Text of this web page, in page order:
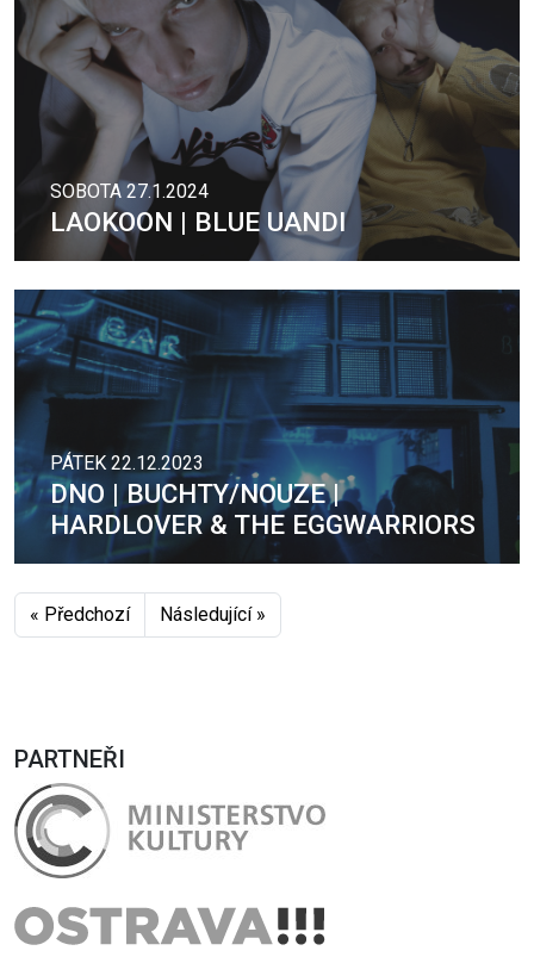
SOBOTA 27.1.2024
LAOKOON | BLUE UANDI
PÁTEK 22.12.2023
DNO | BUCHTY/NOUZE |
HARDLOVER & THE EGGWARRIORS
« Předchozí Následující »
PARTNEŘI